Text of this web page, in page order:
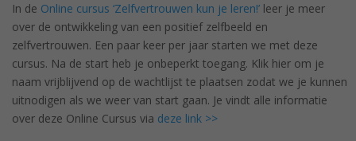
In de Online cursus ‘Zelfvertrouwen kun je leren!’ leer je meer
over de ontwikkeling van een positief zelfbeeld en
zelfvertrouwen. Een paar keer per jaar starten we met deze
cursus. Na de start heb je onbeperkt toegang. Klik hier om je
naam vrijblijvend op de wachtlijst te plaatsen zodat we je kunnen
uitnodigen als we weer van start gaan. Je vindt alle informatie
over deze Online Cursus via deze link >>